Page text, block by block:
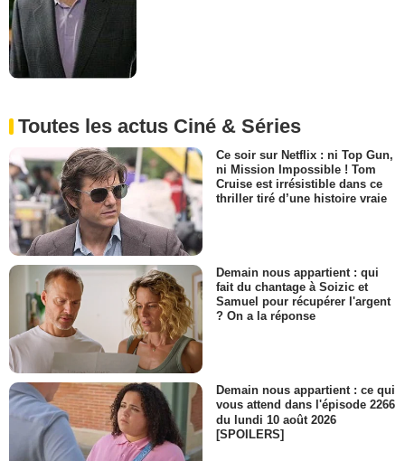
Toutes les actus Ciné & Séries
Ce soir sur Netflix : ni Top Gun,
ni Mission Impossible ! Tom
Cruise est irrésistible dans ce
thriller tiré d’une histoire vraie
Demain nous appartient : qui
fait du chantage à Soizic et
Samuel pour récupérer l'argent
? On a la réponse
Demain nous appartient : ce qui
vous attend dans l'épisode 2266
du lundi 10 août 2026
[SPOILERS]